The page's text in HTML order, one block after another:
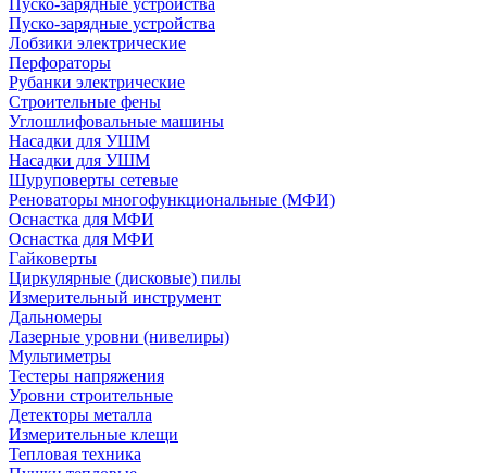
Пуско-зарядные устройства
Пуско-зарядные устройства
Лобзики электрические
Перфораторы
Рубанки электрические
Строительные фены
Углошлифовальные машины
Насадки для УШМ
Насадки для УШМ
Шуруповерты сетевые
Реноваторы многофункциональные (МФИ)
Оснастка для МФИ
Оснастка для МФИ
Гайковерты
Циркулярные (дисковые) пилы
Измерительный инструмент
Дальномеры
Лазерные уровни (нивелиры)
Мультиметры
Тестеры напряжения
Уровни строительные
Детекторы металла
Измерительные клещи
Тепловая техника